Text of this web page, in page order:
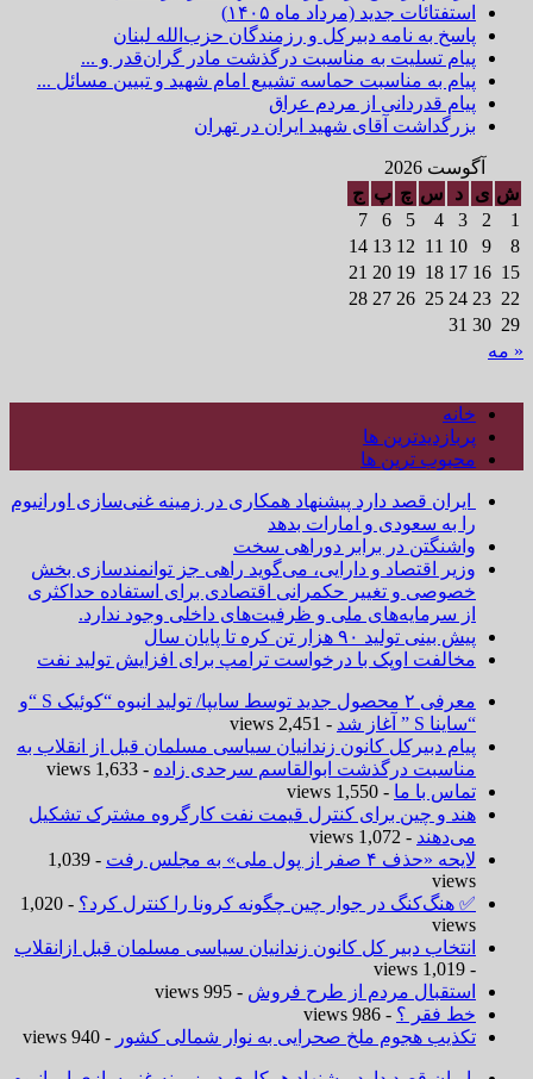
استفتائات جدید (مرداد ماه ۱۴۰۵)
پاسخ به نامه دبیرکل و رزمندگان حزب‌الله لبنان
پیام تسلیت به مناسبت درگذشت مادر گران‌قدر و ...
پیام به مناسبت حماسه تشییع امام شهید و تبیین مسائل ...
پیام قدردانی از مردم عراق
بزرگداشت آقای شهید ایران در تهران
آگوست 2026
ش ی د س چ پ ج
1
2
3
4
5
6
7
8
9
10
11
12
13
14
15
16
17
18
19
20
21
22
23
24
25
26
27
28
29
30
31
« مه
خانه
پربازدیدترین ها
محبوب ترین ها
ایران قصد دارد پیشنهاد همکاری در زمینه غنی‌سازی اورانیوم
را به سعودی و امارات بدهد
واشنگتن در برابر دوراهی سخت
وزیر اقتصاد و دارایی، می‌گوید راهی جز توانمندسازی بخش
خصوصی و تغییر حکمرانی اقتصادی برای استفاده حداکثری
از سرمایه‌های ملی و ظرفیت‌های داخلی وجود ندارد.
پیش بینی تولید ۹۰ هزار تن کره تا پایان سال
مخالفت اوپک با درخواست ترامپ برای افزایش تولید نفت
معرفی ۲ محصول جدید توسط سایپا/ تولید انبوه “کوئیک S “و
“ساینا S ” آغاز شد
- 2,451 views
پیام دبیرکل کانون زندانیان سیاسی مسلمان قبل از انقلاب به
مناسبت درگذشت ابوالقاسم سرحدی زاده - 1,633 views
تماس با ما - 1,550 views
هند و چین برای کنترل قیمت نفت کارگروه مشترک تشکیل
می‌دهند - 1,072 views
لایحه «حذف ۴ صفر از پول ملی» به مجلس رفت
- 1,039
views
✅ هنگ‌کنگ در جوار چین چگونه کرونا را کنترل کرد؟
- 1,020
views
انتخاب دبیر کل کانون زندانیان سیاسی مسلمان قبل ازانقلاب
- 1,019 views
استقبال مردم از طرح فروش - 995 views
خط فقر ؟ - 986 views
تکذیب هجوم ملخ صحرایی به نوار شمالی کشور - 940 views